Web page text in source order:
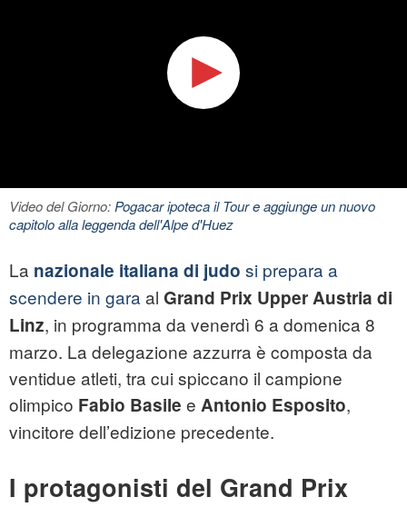
Video del Giorno:Pogacar ipoteca il Tour e aggiunge un nuovo
capitolo alla leggenda dell'Alpe d'Huez
La nazionale italiana di judo si prepara a
scendere in gara al Grand Prix Upper Austria di
Linz, in programma da venerdì 6 a domenica 8
marzo. La delegazione azzurra è composta da
ventidue atleti, tra cui spiccano il campione
olimpico Fabio Basile e Antonio Esposito,
vincitore dell’edizione precedente.
I protagonisti del Grand Prix